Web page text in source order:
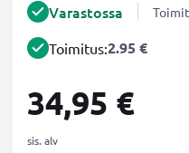
Varastossa
Toimitus:2.95 €
34,95 €
sis. alv